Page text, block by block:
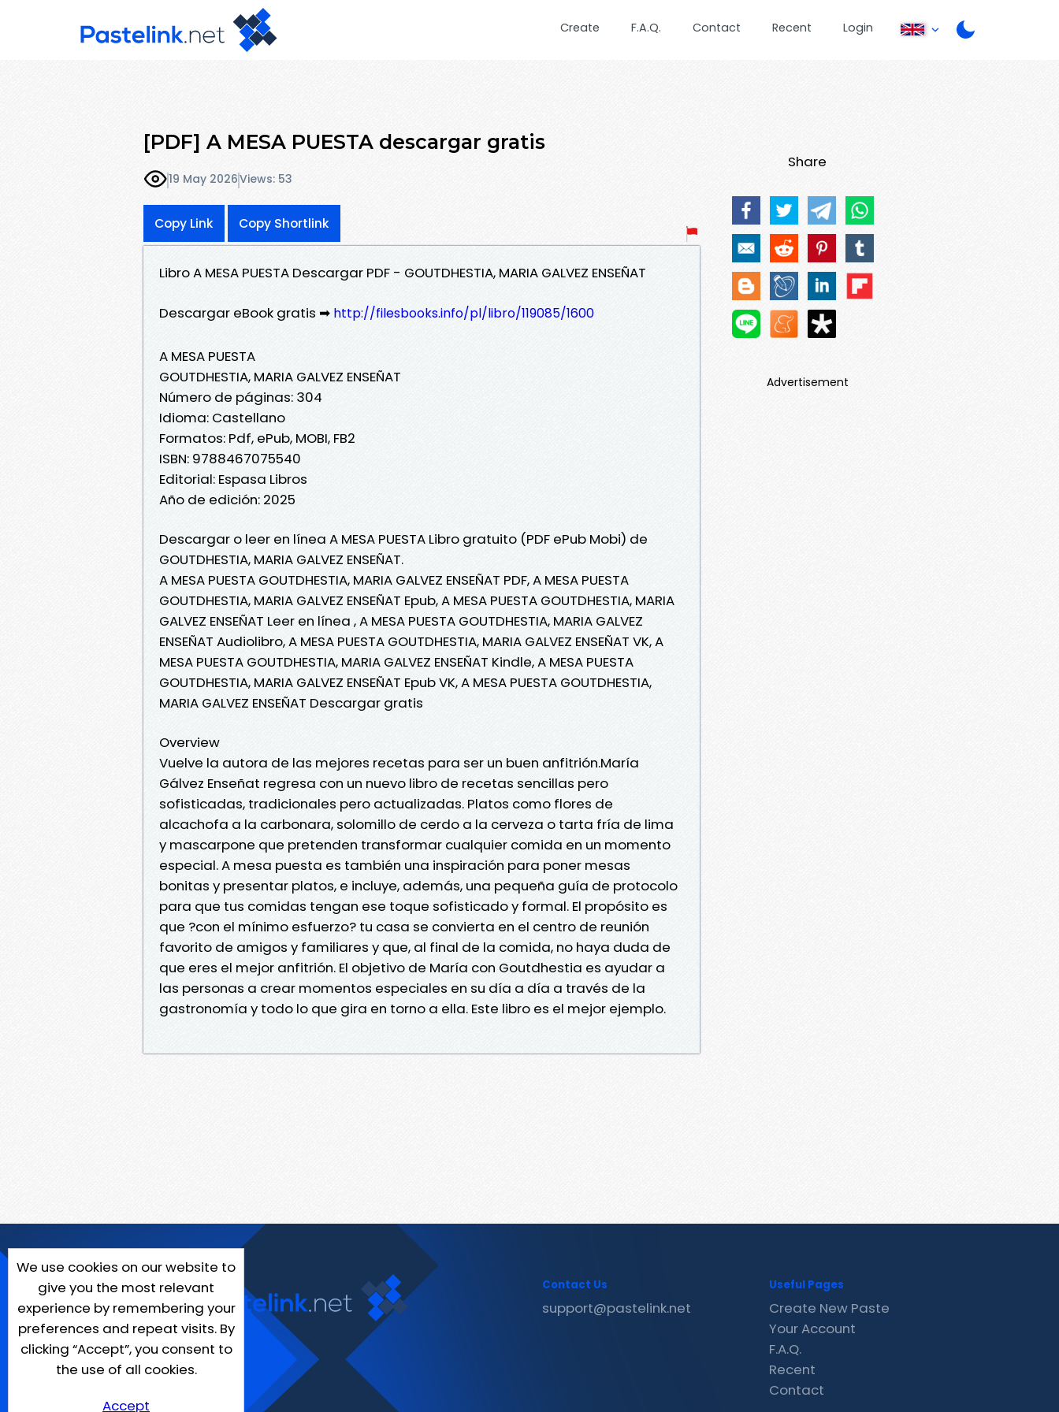
Create F.A.Q. Contact Recent Login
[PDF] A MESA PUESTA descargar gratis
19 May 2026Views: 53
Copy Link Copy Shortlink
Libro A MESA PUESTA Descargar PDF - GOUTDHESTIA, MARIA GALVEZ ENSEÑAT
Descargar eBook gratis ➡ http://filesbooks.info/pl/libro/119085/1600
A MESA PUESTA
GOUTDHESTIA, MARIA GALVEZ ENSEÑAT
Número de páginas: 304
Idioma: Castellano
Formatos: Pdf, ePub, MOBI, FB2
ISBN: 9788467075540
Editorial: Espasa Libros
Año de edición: 2025
Descargar o leer en línea A MESA PUESTA Libro gratuito (PDF ePub Mobi) de
GOUTDHESTIA, MARIA GALVEZ ENSEÑAT.
A MESA PUESTA GOUTDHESTIA, MARIA GALVEZ ENSEÑAT PDF, A MESA PUESTA
GOUTDHESTIA, MARIA GALVEZ ENSEÑAT Epub, A MESA PUESTA GOUTDHESTIA, MARIA
GALVEZ ENSEÑAT Leer en línea , A MESA PUESTA GOUTDHESTIA, MARIA GALVEZ
ENSEÑAT Audiolibro, A MESA PUESTA GOUTDHESTIA, MARIA GALVEZ ENSEÑAT VK, A
MESA PUESTA GOUTDHESTIA, MARIA GALVEZ ENSEÑAT Kindle, A MESA PUESTA
GOUTDHESTIA, MARIA GALVEZ ENSEÑAT Epub VK, A MESA PUESTA GOUTDHESTIA,
MARIA GALVEZ ENSEÑAT Descargar gratis
Overview
Vuelve la autora de las mejores recetas para ser un buen anfitrión.María
Gálvez Enseñat regresa con un nuevo libro de recetas sencillas pero
sofisticadas, tradicionales pero actualizadas. Platos como flores de
alcachofa a la carbonara, solomillo de cerdo a la cerveza o tarta fría de lima
y mascarpone que pretenden transformar cualquier comida en un momento
especial. A mesa puesta es también una inspiración para poner mesas
bonitas y presentar platos, e incluye, además, una pequeña guía de protocolo
para que tus comidas tengan ese toque sofisticado y formal. El propósito es
que ?con el mínimo esfuerzo? tu casa se convierta en el centro de reunión
favorito de amigos y familiares y que, al final de la comida, no haya duda de
que eres el mejor anfitrión. El objetivo de María con Goutdhestia es ayudar a
las personas a crear momentos especiales en su día a día a través de la
gastronomía y todo lo que gira en torno a ella. Este libro es el mejor ejemplo.
Share
Advertisement
We use cookies on our website to
give you the most relevant
experience by remembering your
preferences and repeat visits. By
clicking “Accept”, you consent to
the use of all cookies.
Accept
Contact Us
support@pastelink.net
Useful Pages
Create New Paste
Your Account
F.A.Q.
Recent
Contact